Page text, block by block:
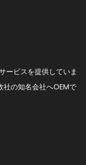
ービスを提供していま
社の知名会社へOEMで